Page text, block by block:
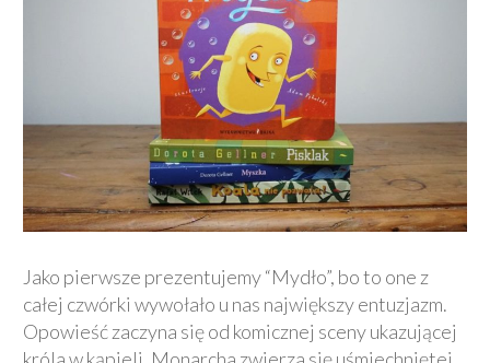
Jako pierwsze prezentujemy “Mydło”, bo to one z
całej czwórki wywołało u nas największy entuzjazm.
Opowieść zaczyna się od komicznej sceny ukazującej
króla w kąpieli. Monarcha zwierza się uśmiechniętej